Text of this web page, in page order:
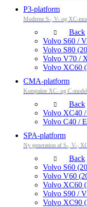
P3-platform
Moderne S-, V- og XC-
Back
Volvo S60 /
Volvo S80
Volvo V70 /
Volvo XC60
CMA-platform
Kompakte XC- og C-
Back
Volvo XC40
Volvo C40 /
SPA-platform
Ny generation af S-, V-,
Back
Volvo S60
Volvo V60
Volvo XC60
Volvo S90 /
Volvo XC90